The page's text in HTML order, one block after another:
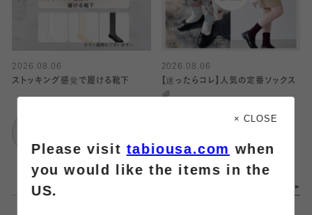
2026.08.06
ストッキング感覚で履ける靴下
ア
2026.08.06
【迷ったらコレ】人気の定番ソックス
🌈
アトレ大井町
× CLOSE
Please visittabiousa.com when
you would like the items in the
US.